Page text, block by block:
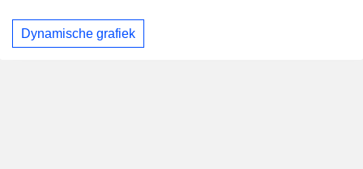
Dynamische grafiek